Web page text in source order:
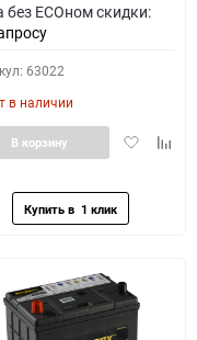
без ECOном скидки:
63022
в наличии
Добавить
В корзину